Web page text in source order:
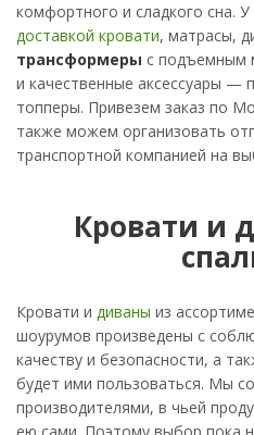
комфортного и сладкого сна.
доставкой кровати, матрасы,
трансформеры с подъемным
и качественные аксессуары —
топперы. Привезем заказ по
также можем организовать
транспортной компанией на
Кровати и
Кровати и диваны из
шоурумов произведены с
качеству и безопасности, а
будет ими пользоваться. Мы
производителями, в чьей